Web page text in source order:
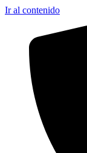
Ir al contenido